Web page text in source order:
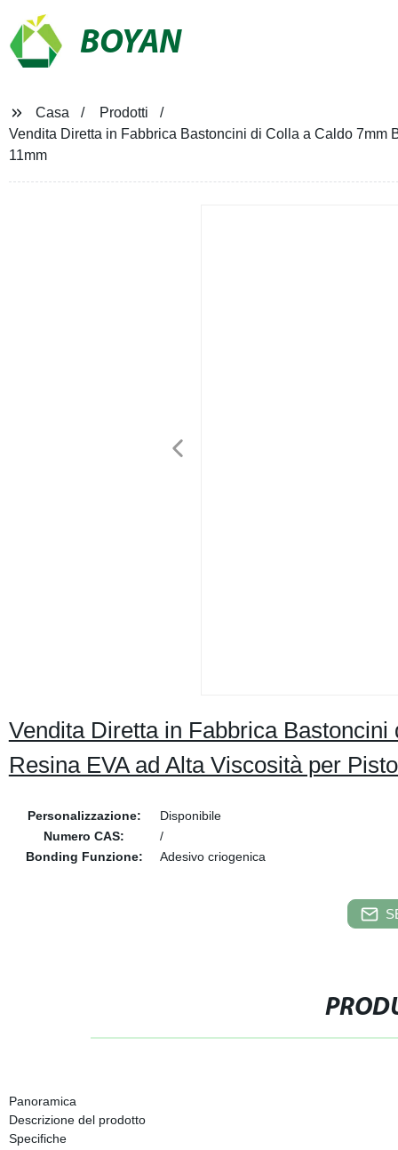
BOYAN
Casa
Prodotti
Vendita Diretta in Fabbrica Bastoncini di Colla a Caldo
11mm
Vendita Diretta in Fabbrica
Resina EVA ad Alta Viscosità per
Personalizzazione:
Disponibile
Numero CAS:
/
Bonding Funzione:
Adesivo criogenica
Panoramica
Descrizione del prodotto
Specifiche